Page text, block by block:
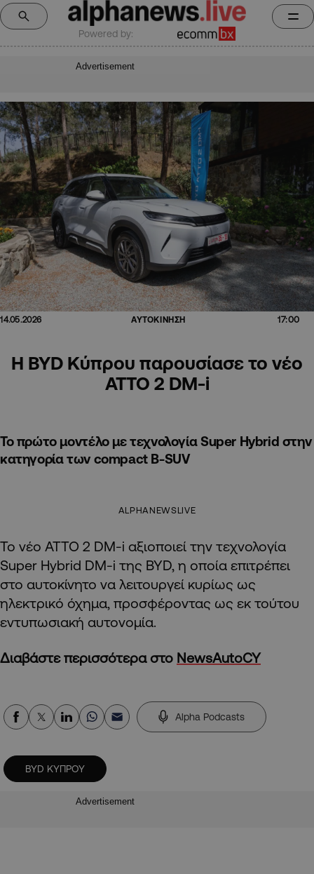
Powered by:
Advertisement
14.05.2026 ΑΥΤΟΚΙΝΗΣΗ 17:00
Η BYD Κύπρου παρουσίασε το νέο
ATTO 2 DM-i
Το πρώτο μοντέλο με τεχνολογία Super Hybrid στην
κατηγορία των compact Β-SUV
ALPHANEWSLIVE
Το νέο ATTO 2 DM-i αξιοποιεί την τεχνολογία
Super Hybrid DM-i της BYD, η οποία επιτρέπει
στο αυτοκίνητο να λειτουργεί κυρίως ως
ηλεκτρικό όχημα, προσφέροντας ως εκ τούτου
εντυπωσιακή αυτονομία.
Διαβάστε περισσότερα στο NewsAutoCY
Alpha Podcasts
BYD ΚΥΠΡΟΥ
Advertisement